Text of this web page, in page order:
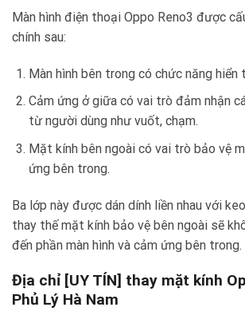
Màn hình điện thoại Oppo Reno3 được
chính sau:
Màn hình bên trong có chức năng hiển
Cảm ứng ở giữa có vai trò đảm nhận
từ người dùng như vuốt, chạm.
Mặt kính bên ngoài có vai trò bảo vệ
ứng bên trong.
Ba lớp này được dán dính liền nhau với
thay thế mặt kính bảo vệ bên ngoài sẽ
đến phần màn hình và cảm ứng bên trong.
Địa chỉ [UY TÍN] thay mặt kính
Phủ Lý Hà Nam